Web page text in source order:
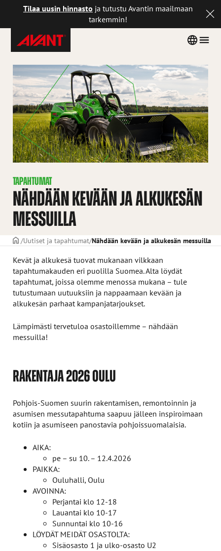
sisältöön
Tilaa uusin hinnasto ja tutustu Avantin maailmaan
tarkemmin!
Avant
Tecno
Finland
Country
TAPAHTUMAT
NÄHDÄÄN KEVÄÄN JA ALKUKESÄN
MESSUILLA
ETUSIVU
Uutiset ja tapahtumat Nähdään kevään ja alkukesän messuilla
Kevät ja alkukesä tuovat mukanaan vilkkaan
tapahtumakauden eri puolilla Suomea. Alta löydät
tapahtumat, joissa olemme menossa mukana – tule
tutustumaan uutuuksiin ja nappaamaan kevään ja
alkukesän parhaat kampanjatarjoukset.
Lämpimästi tervetuloa osastoillemme – nähdään
messuilla!
RAKENTAJA 2026 OULU
Pohjois-Suomen suurin rakentamisen, remontoinnin ja
asumisen messutapahtuma saapuu jälleen inspiroimaan
kotiin ja asumiseen panostavia pohjoissuomalaisia.
AIKA:
pe – su 10. – 12.4.2026
PAIKKA:
Ouluhalli, Oulu
AVOINNA:
Perjantai klo 12-18
Lauantai klo 10-17
Sunnuntai klo 10-16
LÖYDÄT MEIDÄT OSASTOLTA:
Sisäosasto 1 ja ulko-osasto U2